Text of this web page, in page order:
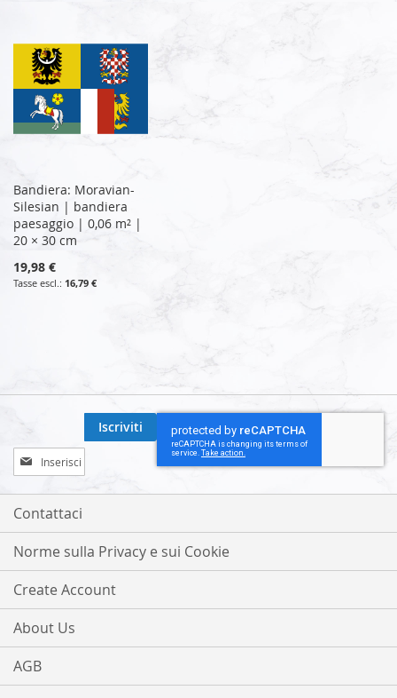
Bandiera: Moravian-
Silesian | bandiera
paesaggio | 0,06 m² |
20 × 30 cm
19,98 €
16,79 €
Iscriviti
alla
nostra
Newsletter:
Iscriviti
Contattaci
Norme sulla Privacy e sui Cookie
Create Account
About Us
AGB